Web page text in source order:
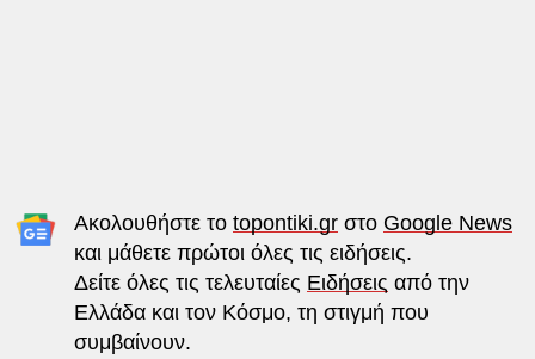
Ακολουθήστε το topontiki.grστο Google News
και μάθετε πρώτοι όλες τις ειδήσεις.
Δείτε όλες τις τελευταίες Ειδήσεις από την
Ελλάδα και τον Κόσμο, τη στιγμή που
συμβαίνουν.